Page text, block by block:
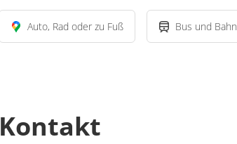
Auto, Rad oder zu Fuß Bus und Bahn
Kontakt